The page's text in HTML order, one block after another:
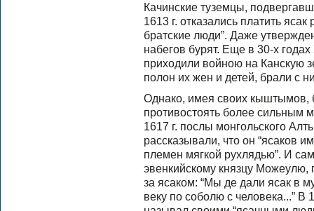
Качинские туземцы,
1613 г. отказались платить
братские люди”. Даже
набегов бурят. Еще в 30-х
приходили войною на Канскую
полон их жен и детей, брали с
Однако, имея своих кыштымов,
противостоять более сильным
1617 г. послы монгольского
рассказывали, что он “ясаков
племен мягкой рухлядью”. И
эвенкийскому князцу Можеулю,
за ясаком: “Мы де дали ясак в
веку по соболю с человека...” В